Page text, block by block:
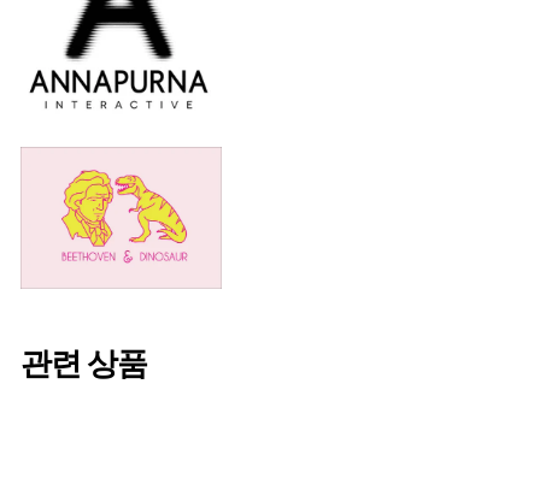
관련 상품